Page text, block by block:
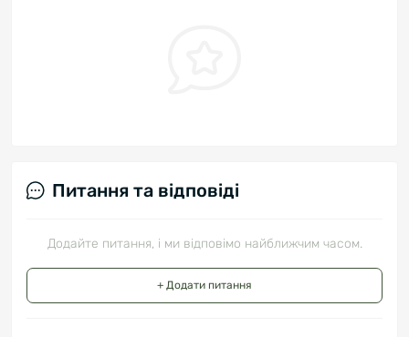
Питання та відповіді
Додайте питання, і ми відповімо найближчим часом.
+ Додати питання